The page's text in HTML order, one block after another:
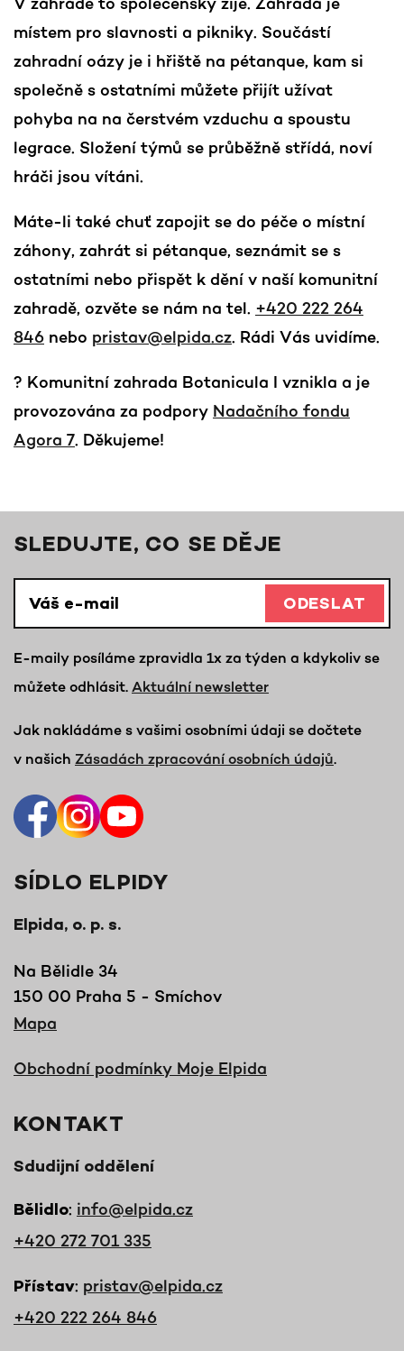
místem pro slavnosti a pikniky. Součástí
zahradní oázy je i hřiště na pétanque, kam si
společně s ostatními můžete přijít užívat
pohyba na na čerstvém vzduchu a spoustu
legrace. Složení týmů se průběžně střídá, noví
hráči jsou vítáni.
Máte-li také chuť zapojit se do péče o místní
záhony, zahrát si pétanque, seznámit se s
ostatními nebo přispět k dění v naší komunitní
zahradě, ozvěte se nám na tel. +420 222 264
846 nebo pristav@elpida.cz. Rádi Vás uvidíme.
? Komunitní zahrada Botanicula I vznikla a je
provozována za podpory Nadačního fondu
Agora 7. Děkujeme!
SLEDUJTE, CO SE DĚJE
ODESLAT
E-maily posíláme zpravidla 1x za týden a kdykoliv se
můžete odhlásit. Aktuální newsletter
Jak nakládáme s vašimi osobními údaji se dočtete
v našich Zásadách zpracování osobních údajů.
SÍDLO ELPIDY
Elpida, o. p. s.
Na Bělidle 34
150 00 Praha 5 - Smíchov
Mapa
Obchodní podmínky Moje Elpida
KONTAKT
Sdudijní oddělení
Bělidlo: info@elpida.cz
+420 272 701 335
Přístav: pristav@elpida.cz
+420 222 264 846